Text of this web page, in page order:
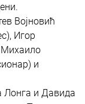
Војновић
Игор
Михаило
и
Лонга и Давида